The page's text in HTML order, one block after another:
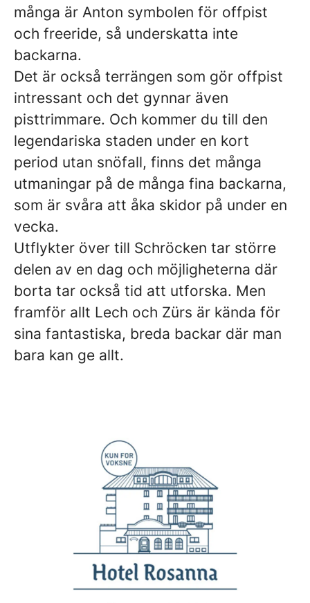
många är Anton symbolen för offpist
och freeride, så underskatta inte
backarna.
Det är också terrängen som gör offpist
intressant och det gynnar även
pisttrimmare. Och kommer du till den
legendariska staden under en kort
period utan snöfall, finns det många
utmaningar på de många fina backarna,
som är svåra att åka skidor på under en
vecka.
Utflykter över till Schröcken tar större
delen av en dag och möjligheterna där
borta tar också tid att utforska. Men
framför allt Lech och Zürs är kända för
sina fantastiska, breda backar där man
bara kan ge allt.